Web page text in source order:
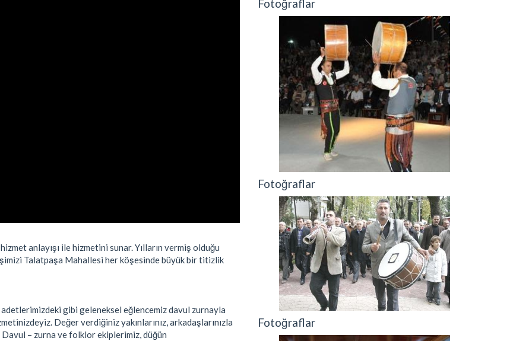
anlayışı ile hizmetini sunar. Yılların vermiş olduğu
Talatpaşa Mahallesi her köşesinde büyük bir titizlik
adetlerimizdeki gibi geleneksel eğlencemiz davul zurnayla
Değer verdiğiniz yakınlarınız, arkadaşlarınızla
– zurna ve folklor ekiplerimiz, düğün
Fotoğraflar
Fotoğraflar
Fotoğraflar